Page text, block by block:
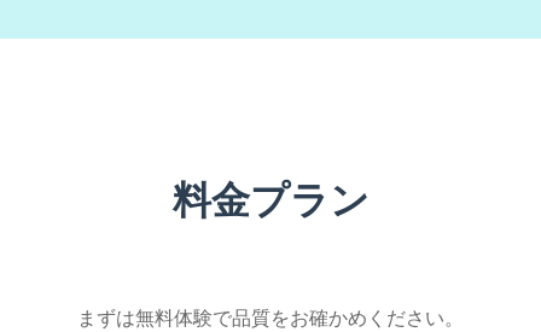
料金プラン
まずは無料体験で品質をお確かめください。